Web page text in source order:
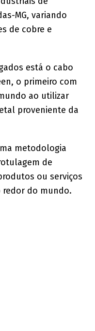
MG, variando
de cobre e
está o cabo
o primeiro com
ao utilizar
proveniente da
metodologia
de
ou serviços
redor do mundo.